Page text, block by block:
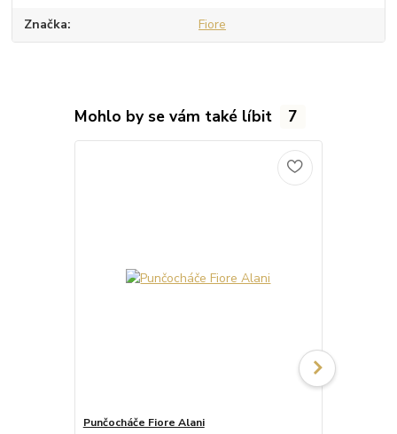
Značka Fiore
Mohlo by se vám také líbit 7
Punčocháče Fiore Alani